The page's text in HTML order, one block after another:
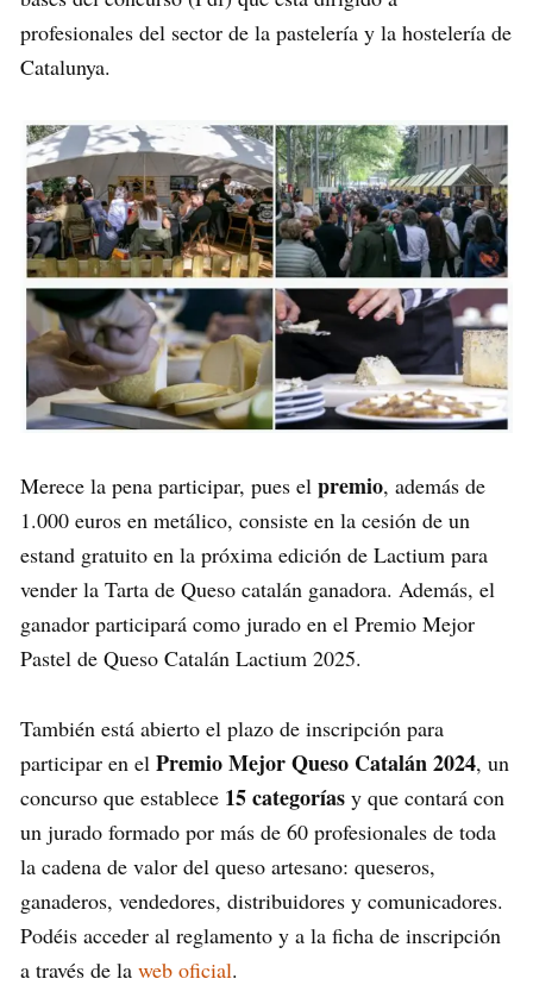
profesionales del sector de la pastelería y la hostelería de
Catalunya.
Merece la pena participar, pues el premio, además de
1.000 euros en metálico, consiste en la cesión de un
estand gratuito en la próxima edición de Lactium para
vender la Tarta de Queso catalán ganadora. Además, el
ganador participará como jurado en el Premio Mejor
Pastel de Queso Catalán Lactium 2025.
También está abierto el plazo de inscripción para
participar en el Premio Mejor Queso Catalán 2024, un
concurso que establece 15 categorías y que contará con
un jurado formado por más de 60 profesionales de toda
la cadena de valor del queso artesano: queseros,
ganaderos, vendedores, distribuidores y comunicadores.
Podéis acceder al reglamento y a la ficha de inscripción
a través de la web oficial.